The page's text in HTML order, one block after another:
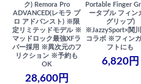
ク) Remora Pro
ADVANCED(レモラ プ
ロ アドバンスト) ※限
定リミテッドモデル ※
マッドロック最強XFラ
バー採用 ※異次元のフ
リクション ※予約も
OK
28,600円
Portable Finger
ータブル フィン
グリップ)
※JazzySport×関
コラボ ※フィン
フトにも
6,820円